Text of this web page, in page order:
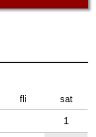
fli sat
1